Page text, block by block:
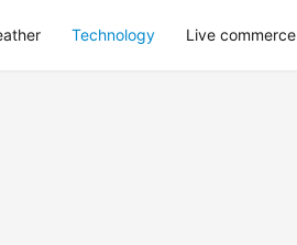
Technology Live commerce